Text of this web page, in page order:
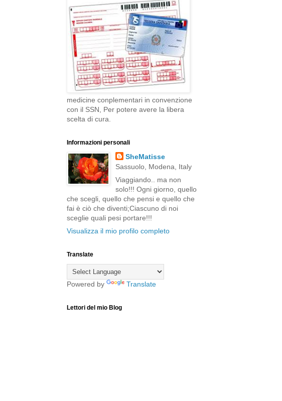
medicine conplementari in convenzione
con il SSN, Per potere avere la libera
scelta di cura.
Informazioni personali
SheMatisse
Sassuolo, Modena, Italy
Viaggiando.. ma non
solo!!! Ogni giorno, quello
che scegli, quello che pensi e quello che
fai è ciò che diventi;Ciascuno di noi
sceglie quali pesi portare!!!
Visualizza il mio profilo completo
Translate
Powered by Translate
Lettori del mio Blog